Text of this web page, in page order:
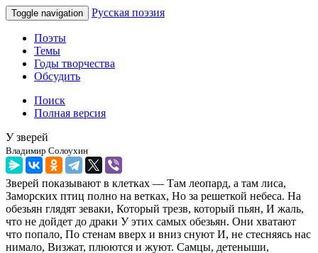
Toggle navigation Русская поэзия
Поэты
Темы
Годы творчества
Обсудить
Поиск
Полная версия
У зверей
Владимир Солоухин
Зверей показывают в клетках — Там леопард, а там лиса,
Заморских птиц полно на ветках, Но за решеткой небеса. На
обезьян глядят зеваки, Который трезв, который пьян, И жаль,
что не дойдет до драки У этих самых обезьян. Они хватают
что попало, По стенам вверх и вниз снуют И, не стесняясь нас
нимало, Визжат, плюются и жуют. Самцы, детеныши,